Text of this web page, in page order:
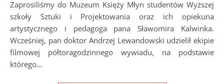
Zaprosiliśmy do Muzeum Księży Młyn studentów Wyższej
szkoły Sztuki i Projektowania oraz ich opiekuna
artystycznego i pedagoga pana Sławomira Kalwinka.
Wcześniej, pan doktor Andrzej Lewandowski udzielił ekipie
filmowej półtoragodzinnego wywiadu, na podstawie
którego…